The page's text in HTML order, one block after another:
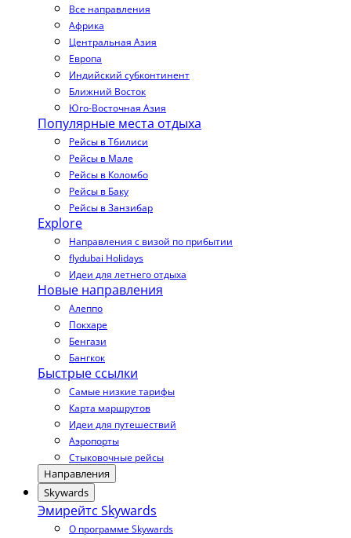
Все направления
Африка
Центральная Азия
Европа
Индийский субконтинент
Ближний Восток
Юго-Восточная Азия
Популярные места отдыха
Рейсы в Тбилиси
Рейсы в Мале
Рейсы в Коломбо
Рейсы в Баку
Рейсы в Занзибар
Explore
Направления с визой по прибытии
flydubai Holidays
Идеи для летнего отдыха
Новые направления
Алеппо
Покхаре
Бенгази
Бангкок
Быстрые ссылки
Самые низкие тарифы
Карта маршрутов
Идеи для путешествий
Аэропорты
Стыковочные рейсы
Направления
Skywards
Эмирейтс Skywards
О программе Skywards